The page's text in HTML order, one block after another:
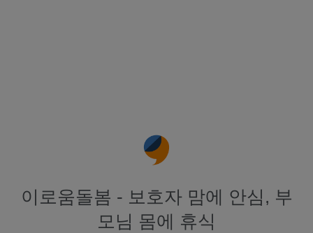
이로움돌봄 - 보호자 맘에 안심, 부
모님 몸에 휴식